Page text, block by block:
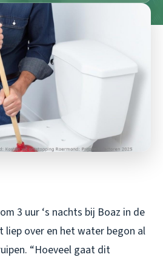
3 uur ‘s nachts bij Boaz in de
liep over en het water begon al
“Hoeveel gaat dit